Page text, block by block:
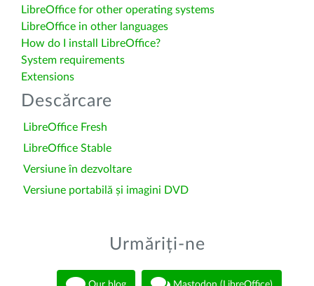
LibreOffice for other operating systems
LibreOffice in other languages
How do I install LibreOffice?
System requirements
Extensions
Descărcare
LibreOffice Fresh
LibreOffice Stable
Versiune în dezvoltare
Versiune portabilă și imagini DVD
Urmăriți-ne